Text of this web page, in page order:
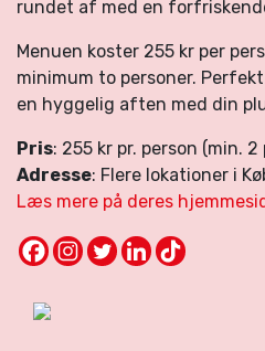
rundet af med en
Menuen koster 255 kr per
minimum to personer.
en hyggelig aften med din
Pris: 255 kr pr. person (min. 2
Adresse: Flere lokationer i
Læs mere på deres